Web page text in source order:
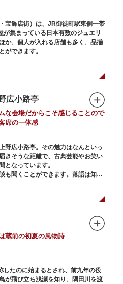
宝飾店街）は、JR御徒町駅東側一帯
集まっている日本有数のジュエリ
か、個人が入れる店舗も多く、品揃
ができます。
広小路亭
な会場だからこそ感じることので
席の一体感
野広小路亭。その魅力はなんといっ
きそうな距離で、古典芸能やお笑い
となっています。
も聞くことができます。落語は知っ
た方も、ぜひ一度お江戸上野広小
蔵前の初夏の風物詩
たのに始まるとされ、前九年の役
が飛び立ち浅瀬を知り、隅田川を渡